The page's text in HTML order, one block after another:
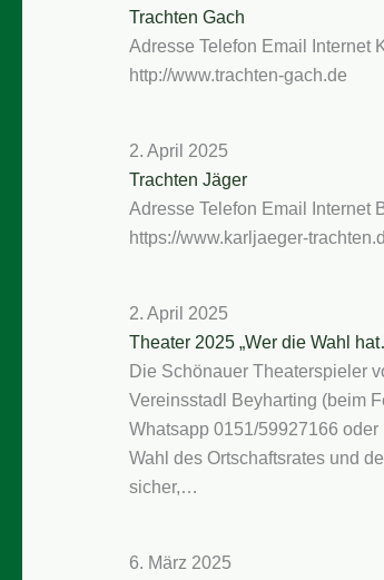
Trachten Gach
Adresse Telefon Email Internet
http://www.trachten-gach.de
2. April 2025
Trachten Jäger
Adresse Telefon Email Internet
https://www.karljaeger-
2. April 2025
Theater 2025 „Wer die Wahl
Die Schönauer Theaterspieler
Vereinsstadl Beyharting (beim
Whatsapp 0151/59927166
Wahl des Ortschaftsrates und
sicher,…
6. März 2025